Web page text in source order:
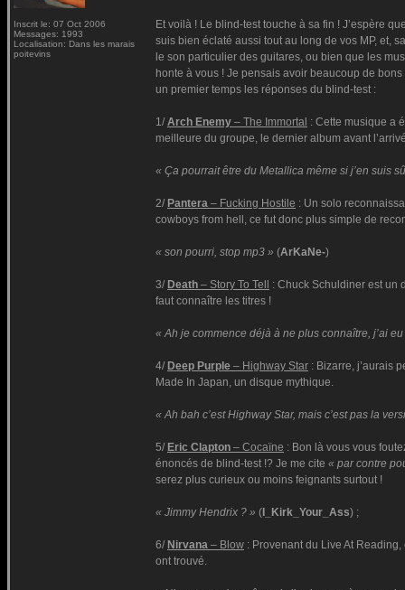
Inscrit le: 07 Oct 2006
Messages: 1993
Localisation: Dans les marais
poitevins
Et voilà ! Le blind-test touche à sa fin ! J’espère
suis bien éclaté aussi tout au long de vos MP, et,
le son particulier des guitares, ou bien que les
honte à vous ! Je pensais avoir beaucoup de
un premier temps les réponses du blind-test :
1/ Arch Enemy – The Immortal : Cette musique a
meilleure du groupe, le dernier album avant
« Ça pourrait être du Metallica même si j’en suis
2/ Pantera – Fucking Hostile : Un solo
cowboys from hell, ce fut donc plus simple de
« son pourri, stop mp3 » (ArKaNe-)
3/ Death – Story To Tell
: Chuck Schuldiner est un
faut connaître les titres !
« Ah je commence déjà à ne plus connaître, j’ai
4/ Deep Purple – Highway Star : Bizarre, j’aurais
Made In Japan, un disque mythique.
« Ah bah c’est Highway Star, mais c’est pas la
5/ Eric Clapton – Cocaïne : Bon là vous vous
énoncés de blind-test !? Je me cite « par contre
serez plus curieux ou moins feignants surtout !
« Jimmy Hendrix ? » ( I_Kirk_Your_Ass) ;
6/ Nirvana – Blow : Provenant du Live At
ont trouvé.